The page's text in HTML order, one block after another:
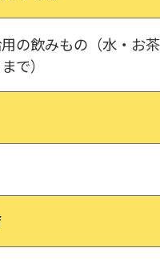
の飲みもの（水・お
で）